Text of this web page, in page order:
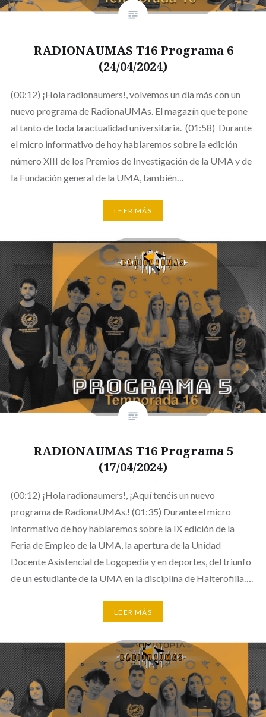
RADIONAUMAS T16 Programa 6
(24/04/2024)
(00:12) ¡Hola radionaumers!, volvemos un día más con un
nuevo programa de RadionaUMAs. El magazín que te pone
al tanto de toda la actualidad universitaria. (01:58) Durante
el micro informativo de hoy hablaremos sobre la edición
número XIII de los Premios de Investigación de la UMA y de
la Fundación general de la UMA, también…
LEER MÁS
RADIONAUMAS T16 Programa 5
(17/04/2024)
(00:12) ¡Hola radionaumers!, ¡Aquí tenéis un nuevo
programa de RadionaUMAs.! (01:35) Durante el micro
informativo de hoy hablaremos sobre la IX edición de la
Feria de Empleo de la UMA, la apertura de la Unidad
Docente Asistencial de Logopedia y en deportes, del triunfo
de un estudiante de la UMA en la disciplina de Halterofilia….
LEER MÁS